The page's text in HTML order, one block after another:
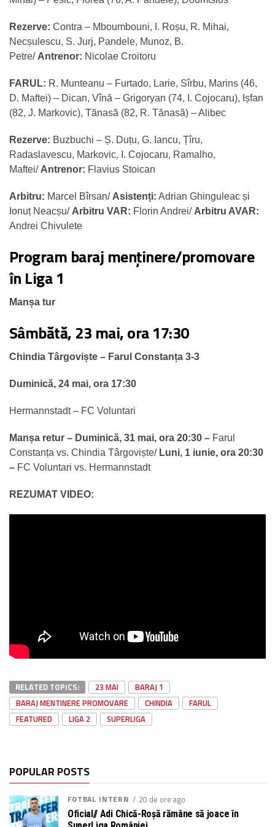
Rezerve: Contra – Mboumbouni, I. Roșu, R. Mihai,
Necșulescu, S. Jurj, Pandele, Munoz, B.
Petre/ Antrenor: Nicolae Croitoru
FARUL: R. Munteanu – Furtado, Larie, Sîrbu, Marins (46,
D. Maftei) – Dican, Vînă – Grigoryan (74, I. Cojocaru), Ișfan
(82, J. Markovic), Tănasă (82, R. Tănasă) – Alibec
Rezerve: Buzbuchi – Ș. Duțu, G. Iancu, Țîru,
Radaslavescu, Markovic, I. Cojocaru, Ramalho,
Maftei/ Antrenor: Flavius Stoican
Arbitru: Marcel Bîrsan/ Asistenți: Adrian Ghinguleac și
Ionuț Neacșu/ Arbitru VAR: Florin Andrei/ Arbitru AVAR:
Andrei Chivulete
Program baraj menținere/promovare
în Liga 1
Manșa tur
Sâmbătă, 23 mai, ora 17:30
Chindia Târgoviște – Farul Constanța 3-3
Duminică, 24 mai, ora 17:30
Hermannstadt – FC Voluntari
Manșa retur – Duminică, 31 mai, ora 20:30 – Farul
Constanța vs. Chindia Târgoviște/ Luni, 1 iunie, ora 20:30
– FC Voluntari vs. Hermannstadt
REZUMAT VIDEO:
RELATED TOPICS: 23 MAI
BARAJ 1
BARAJ MENTINERE PROMOVARE
CHINDIA
FARUL
FEATURED
LIGA 2 SUPERLIGA
POPULAR POSTS
FOTBAL INTERN 20 de ore ago
Oficial// Adi Chică-Roșă rămâne să joace în